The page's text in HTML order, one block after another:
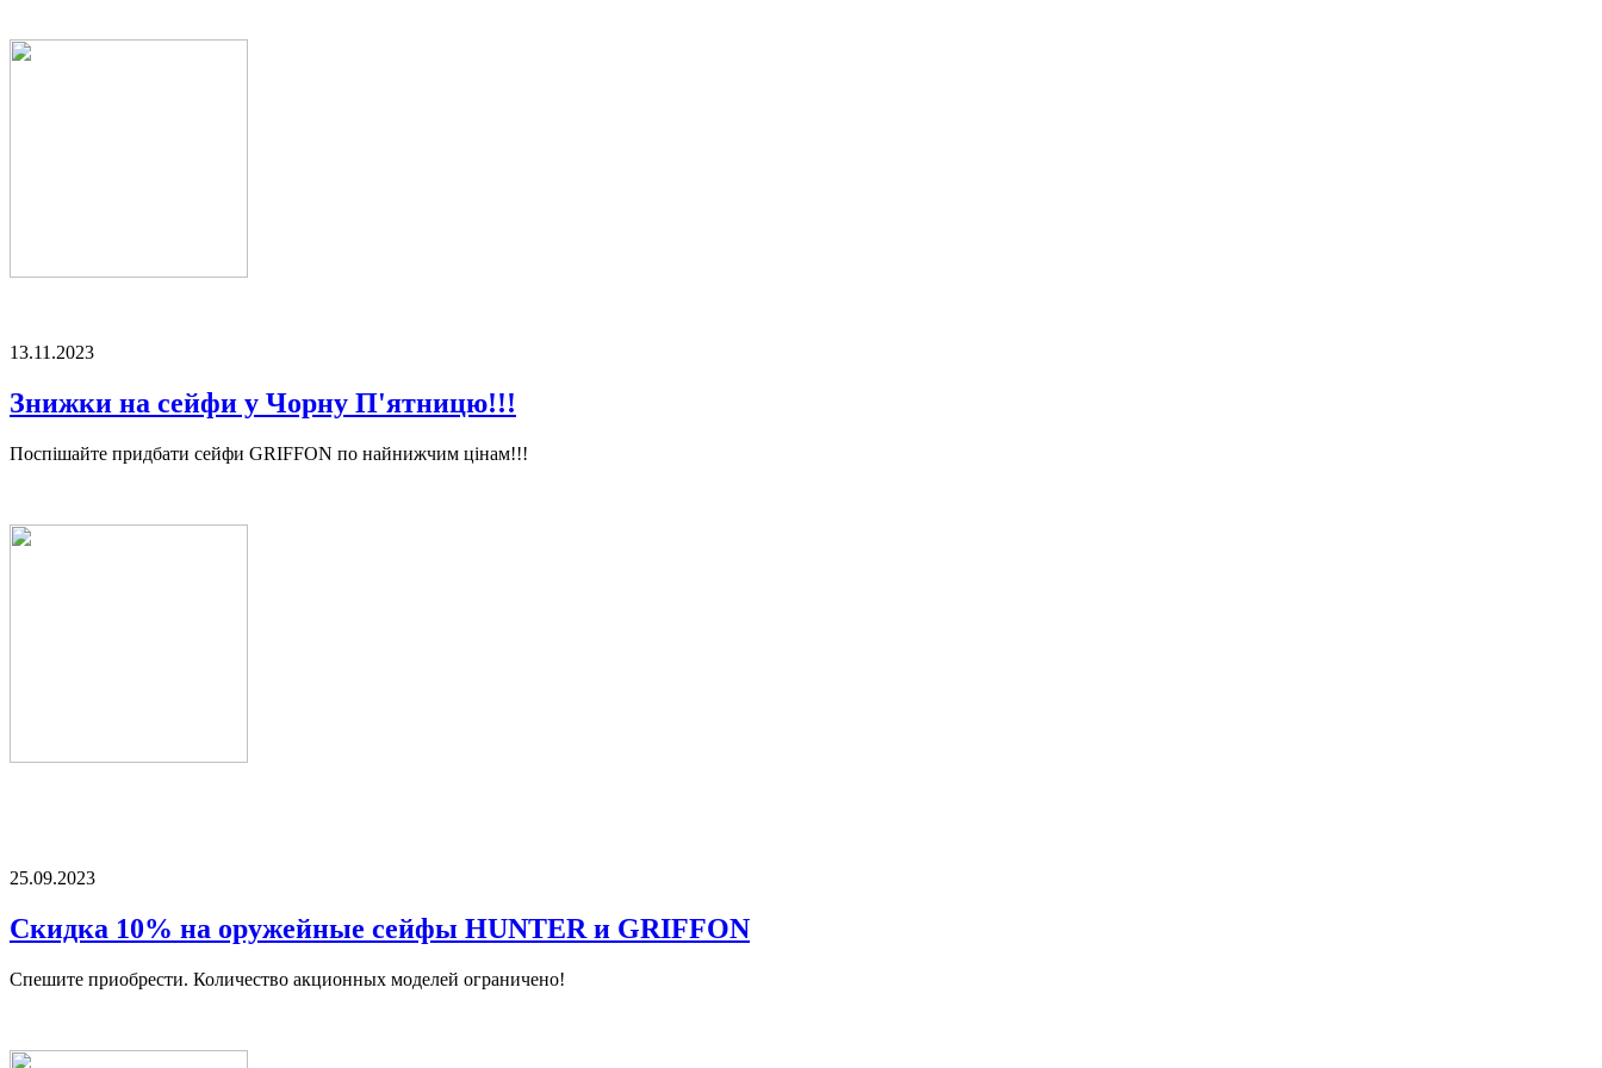
13.11.2023
Знижки на сейфи у Чорну П'ятницю!!!
Поспішайте придбати сейфи GRIFFON по найнижчим цінам!!!
25.09.2023
Скидка 10% на оружейные сейфы HUNTER и GRIFFON
Спешите приобрести. Количество акционных моделей ограничено!